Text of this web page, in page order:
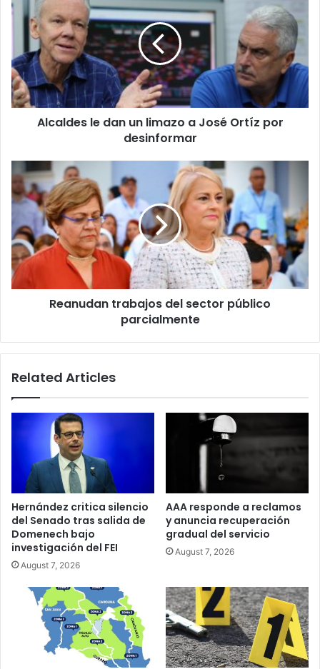
dan
a
José
Ortíz
por
desinformar
Alcaldes le dan un limazo a José Ortíz por
desinformar
Reanudan
trabajos
del
sector
público
parcialmente
Reanudan trabajos del sector público
parcialmente
Related Articles
Hernández critica silencio
del Senado tras salida de
Domenech bajo
investigación del FEI
August 7, 2026
AAA responde a reclamos
y anuncia recuperación
gradual del servicio
August 7, 2026